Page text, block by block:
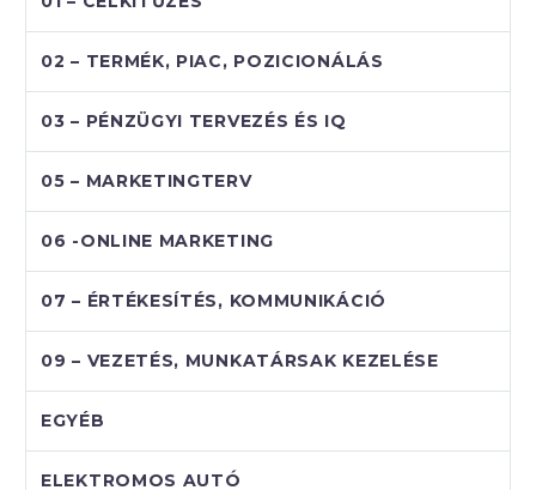
02 – TERMÉK, PIAC, POZICIONÁLÁS
03 – PÉNZÜGYI TERVEZÉS ÉS IQ
05 – MARKETINGTERV
06 -ONLINE MARKETING
07 – ÉRTÉKESÍTÉS, KOMMUNIKÁCIÓ
09 – VEZETÉS, MUNKATÁRSAK KEZELÉSE
EGYÉB
ELEKTROMOS AUTÓ